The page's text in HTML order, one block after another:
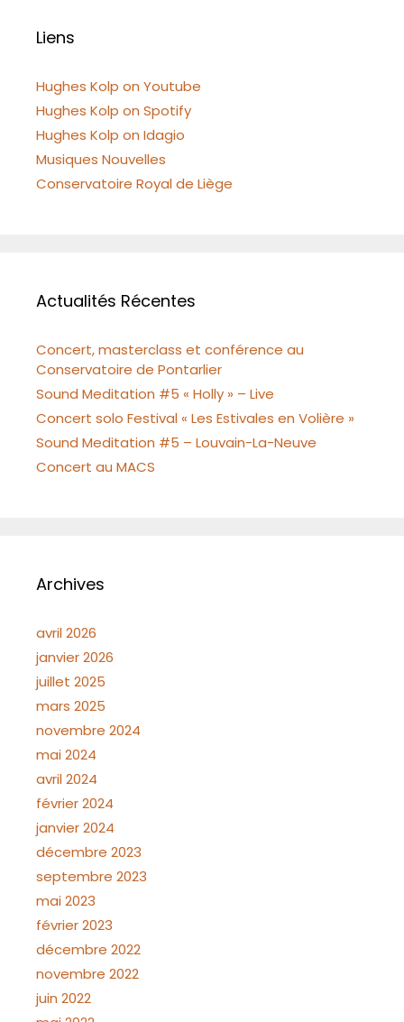
Liens
Hughes Kolp on Youtube
Hughes Kolp on Spotify
Hughes Kolp on Idagio
Musiques Nouvelles
Conservatoire Royal de Liège
Actualités Récentes
Concert, masterclass et conférence au
Conservatoire de Pontarlier
Sound Meditation #5 « Holly » – Live
Concert solo Festival « Les Estivales en Volière »
Sound Meditation #5 – Louvain-La-Neuve
Concert au MACS
Archives
avril 2026
janvier 2026
juillet 2025
mars 2025
novembre 2024
mai 2024
avril 2024
février 2024
janvier 2024
décembre 2023
septembre 2023
mai 2023
février 2023
décembre 2022
novembre 2022
juin 2022